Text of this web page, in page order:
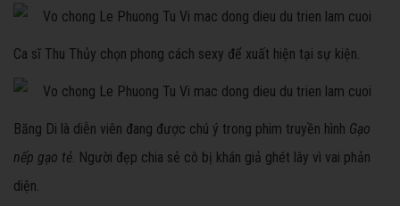
Ca sĩ Thu Thủy chọn phong cách sexy để xuất hiện tại sự kiện.
Băng Di là diễn viên đang được chú ý trong phim truyền hình Gạo
nếp gạo tẻ. Người đẹp chia sẻ cô bị khán giả ghét lây vì vai phản
diện.